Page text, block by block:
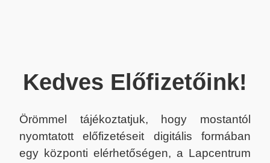
Kedves Előfizetőink!
Örömmel tájékoztatjuk, hogy mostantól
nyomtatott előfizetéseit digitális formában
egy központi elérhetőségen, a Lapcentrum